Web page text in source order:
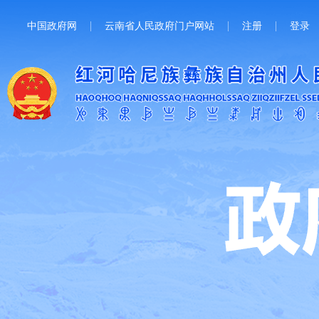
中国政府网 云南省人民政府门户网站 注册 登录